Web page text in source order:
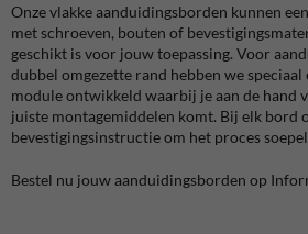
Onze vlakke aanduidingsborden kunnen
met schroeven, bouten of
geschikt is voor jouw toepassing. Voor
dubbel omgezette rand hebben we speciaal
module ontwikkeld waarbij je aan de hand
juiste montagemiddelen komt. Bij elk bord
bevestigingsinstructie om het proces
Bestel nu jouw aanduidingsborden op